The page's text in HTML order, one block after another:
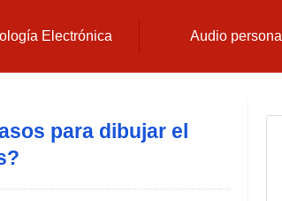
Electrónica Audio personal
para dibujar el